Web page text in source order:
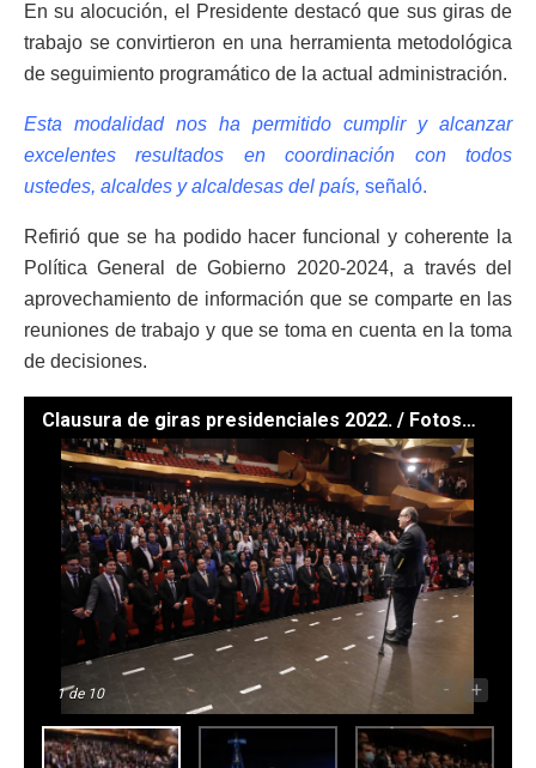
En su alocución, el Presidente destacó que sus giras de
trabajo se convirtieron en una herramienta metodológica
de seguimiento programático de la actual administración.
Esta modalidad nos ha permitido cumplir y alcanzar
excelentes resultados en coordinación con todos
ustedes, alcaldes y alcaldesas del país, señaló.
Refirió que se ha podido hacer funcional y coherente la
Política General de Gobierno 2020-2024, a través del
aprovechamiento de información que se comparte en las
reuniones de trabajo y que se toma en cuenta en la toma
de decisiones.
Clausura de giras presidenciales 2022. / Fotos: Gobierno de Guatemala
1de 10 - +